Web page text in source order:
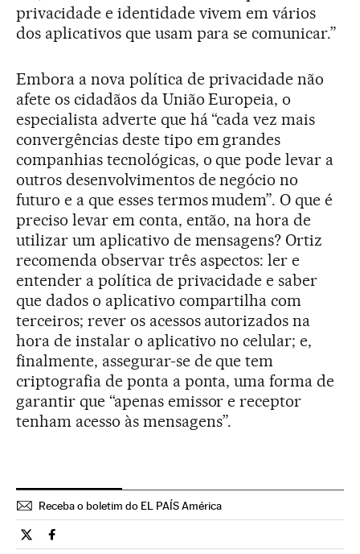
privacidade e identidade vivem em vários
dos aplicativos que usam para se comunicar.”
Embora a nova política de privacidade não
afete os cidadãos da União Europeia, o
especialista adverte que há “cada vez mais
convergências deste tipo em grandes
companhias tecnológicas, o que pode levar a
outros desenvolvimentos de negócio no
futuro e a que esses termos mudem”. O que é
preciso levar em conta, então, na hora de
utilizar um aplicativo de mensagens? Ortiz
recomenda observar três aspectos: ler e
entender a política de privacidade e saber
que dados o aplicativo compartilha com
terceiros; rever os acessos autorizados na
hora de instalar o aplicativo no celular; e,
finalmente, assegurar-se de que tem
criptografia de ponta a ponta, uma forma de
garantir que “apenas emissor e receptor
tenham acesso às mensagens”.
Receba o boletim do EL PAÍS América
Tecnologia El País Brasil en Twitter
Tecnologia El País Brasil en Facebook